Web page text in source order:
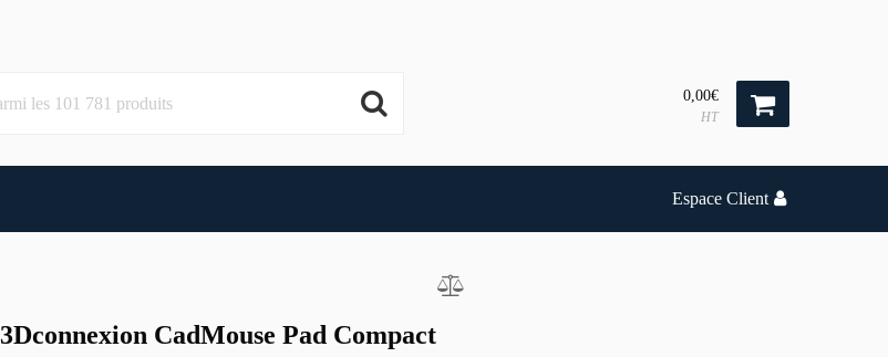
0,00€
HT
Espace Client
3Dconnexion CadMouse Pad Compact